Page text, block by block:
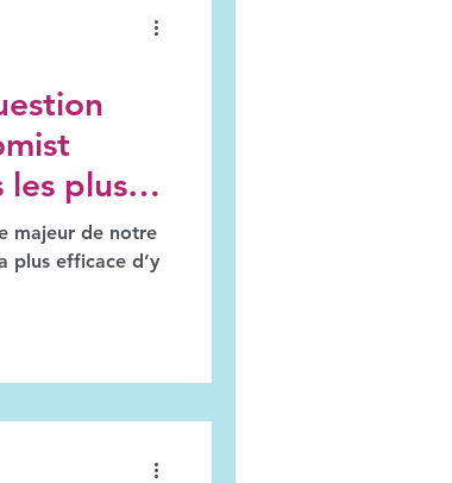
plus
majeur de notre
plus efficace d’y